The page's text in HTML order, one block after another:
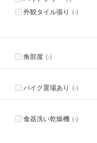
外観タイル張り (-)
角部屋 (-)
バイク置場あり (-)
食器洗い乾燥機 (-)